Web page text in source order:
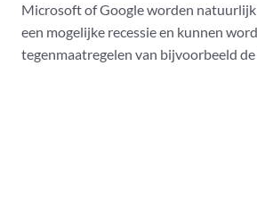
Microsoft of Google worden
een mogelijke recessie en kunnen
tegenmaatregelen van bijvoorbeeld de